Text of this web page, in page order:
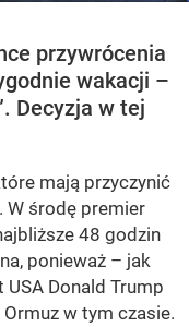
przywrócenia
wakacji –
Decyzja w tej
mają przyczynić
W środę premier
48 godzin
ponieważ – jak
Donald Trump
w tym czasie.